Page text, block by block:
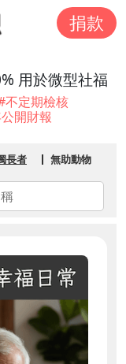
捐款
用於微型社福
定期檢核
開財報
長者 無助動物